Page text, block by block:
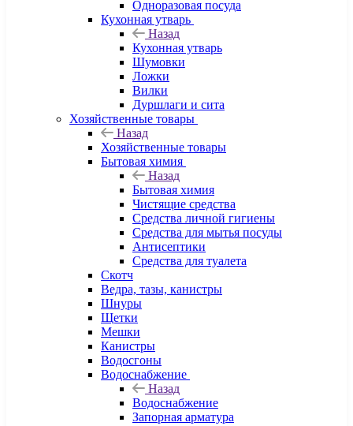
Одноразовая посуда
Кухонная утварь
Назад
Кухонная утварь
Шумовки
Ложки
Вилки
Дуршлаги и сита
Хозяйственные товары
Назад
Хозяйственные товары
Бытовая химия
Назад
Бытовая химия
Чистящие средства
Средства личной гигиены
Средства для мытья посуды
Антисептики
Средства для туалета
Скотч
Ведра, тазы, канистры
Шнуры
Щетки
Мешки
Канистры
Водосгоны
Водоснабжение
Назад
Водоснабжение
Запорная арматура